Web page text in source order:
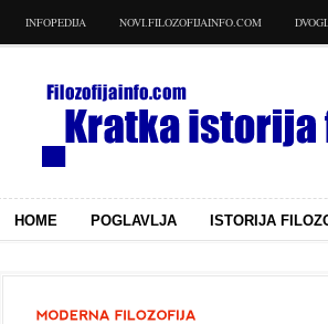
INFOPEDIJA NOVI.FILOZOFIJAINFO.COM
HOME POGLAVLJA ISTORIJA